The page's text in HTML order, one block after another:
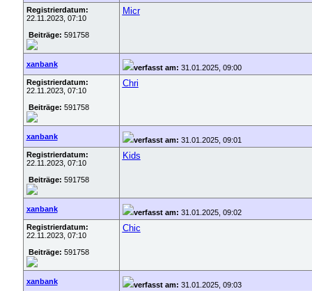
Registrierdatum:
22.11.2023, 07:10
Beiträge: 591758
Micr
xanbank verfasst am: 31.01.2025, 09:00
Registrierdatum:
22.11.2023, 07:10
Beiträge: 591758
Chri
xanbank verfasst am: 31.01.2025, 09:01
Registrierdatum:
22.11.2023, 07:10
Beiträge: 591758
Kids
xanbank verfasst am: 31.01.2025, 09:02
Registrierdatum:
22.11.2023, 07:10
Beiträge: 591758
Chic
xanbank verfasst am: 31.01.2025, 09:03